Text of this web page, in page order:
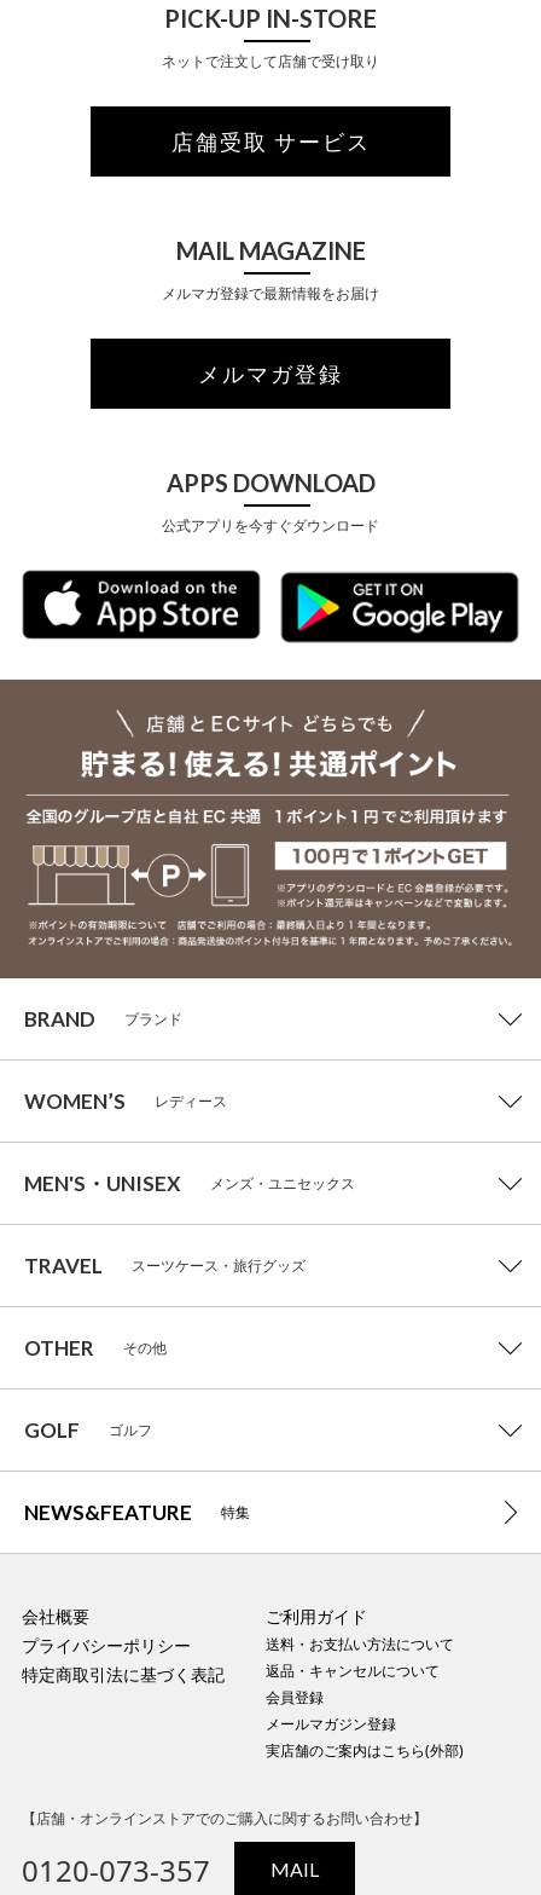
PICK-UP IN-STORE
ネットで注文して店舗で受け取り
店舗受取 サービス
MAIL MAGAZINE
メルマガ登録で最新情報をお届け
メルマガ登録
APPS DOWNLOAD
公式アプリを今すぐダウンロード
BRAND ブランド
WOMEN’S レディース
MEN'S・UNISEX メンズ・ユニセックス
TRAVEL スーツケース・旅行グッズ
OTHER その他
GOLF ゴルフ
NEWS&FEATURE 特集
会社概要
プライバシーポリシー
特定商取引法に基づく表記
ご利用ガイド
送料・お支払い方法について
返品・キャンセルについて
会員登録
メールマガジン登録
実店舗のご案内はこちら(外部)
【店舗・オンラインストアでのご購入に関するお問い合わせ】
0120-073-357 MAIL